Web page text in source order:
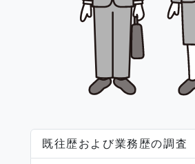
既往歴および業務歴の調査